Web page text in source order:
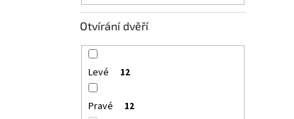
Otvírání dvěří
Levé 12
Pravé 12